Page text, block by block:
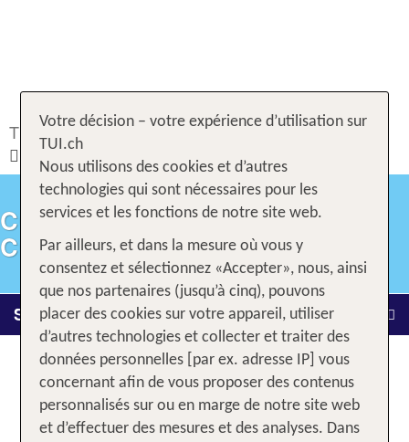
TUI.ch Service & Contact
Autour du voyage
Conditions contractuelles
CONDITIONS
CONTRACTUELLES
Service & Contact
Conditions générales de voyage
et dispositions contractuelles
(CGVDC)
Votre décision – votre expérience d’utilisation sur
TUI.ch
Nous utilisons des cookies et d’autres
technologies qui sont nécessaires pour les
services et les fonctions de notre site web.
Par ailleurs, et dans la mesure où vous y
consentez et sélectionnez «Accepter», nous, ainsi
que nos partenaires (jusqu’à cinq), pouvons
placer des cookies sur votre appareil, utiliser
d’autres technologies et collecter et traiter des
données personnelles [par ex. adresse IP] vous
concernant afin de vous proposer des contenus
personnalisés sur ou en marge de notre site web
et d’effectuer des mesures et des analyses. Dans